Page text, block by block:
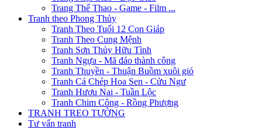
Trang Thể Thao - Game - Film ...
Tranh theo Phong Thủy
Tranh Theo Tuổi 12 Con Giáp
Tranh Theo Cung Mệnh
Tranh Sơn Thủy Hữu Tình
Tranh Ngựa - Mã đáo thành công
Tranh Thuyền - Thuận Buồm xuôi gió
Tranh Cá Chép Hoa Sen - Cửu Ngư
Tranh Hươu Nai - Tuần Lộc
Tranh Chim Công - Rồng Phượng
TRANH TREO TƯỜNG
Tư vấn tranh